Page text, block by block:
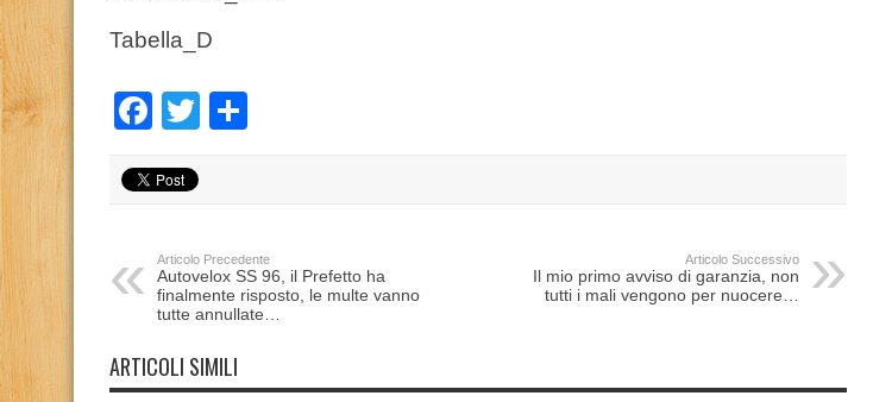
Tabella_D
Facebook
Twitter
Articolo Precedente
Autovelox SS 96, il Prefetto ha
finalmente risposto, le multe vanno
tutte annullate…
Articolo Successivo
Il mio primo avviso di garanzia, non
tutti i mali vengono per nuocere…
ARTICOLI SIMILI